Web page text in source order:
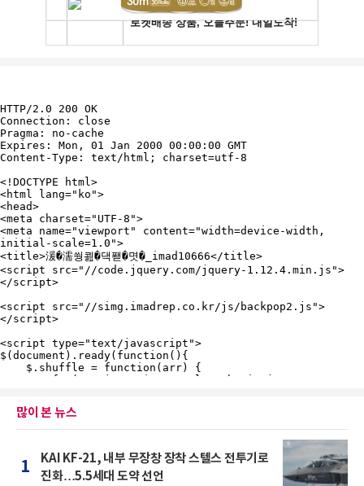
많이 본 뉴스
1
KAI KF-21, 내부 무장창 장착 스텔스 전투기로
진화…5.5세대 도약 선언